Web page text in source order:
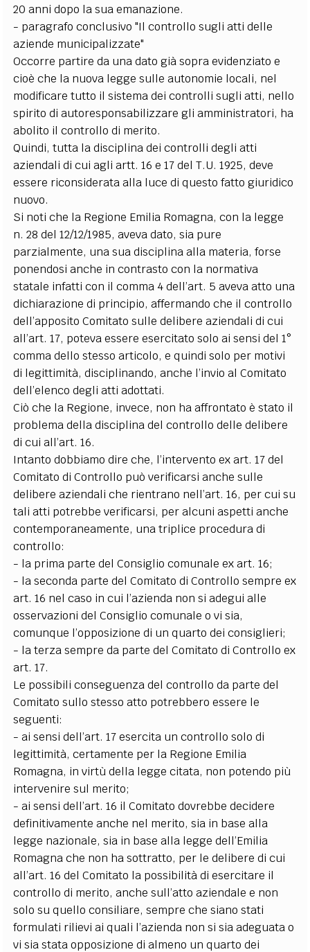
20 anni dopo la sua emanazione.
- paragrafo conclusivo "Il controllo sugli atti delle
aziende municipalizzate"
Occorre partire da una dato già sopra evidenziato e
cioè che la nuova legge sulle autonomie locali, nel
modificare tutto il sistema dei controlli sugli atti, nello
spirito di autoresponsabilizzare gli amministratori, ha
abolito il controllo di merito.
Quindi, tutta la disciplina dei controlli degli atti
aziendali di cui agli artt. 16 e 17 del T.U. 1925, deve
essere riconsiderata alla luce di questo fatto giuridico
nuovo.
Si noti che la Regione Emilia Romagna, con la legge
n. 28 del 12/12/1985, aveva dato, sia pure
parzialmente, una sua disciplina alla materia, forse
ponendosi anche in contrasto con la normativa
statale infatti con il comma 4 dell’art. 5 aveva atto una
dichiarazione di principio, affermando che il controllo
dell’apposito Comitato sulle delibere aziendali di cui
all’art. 17, poteva essere esercitato solo ai sensi del 1°
comma dello stesso articolo, e quindi solo per motivi
di legittimità, disciplinando, anche l’invio al Comitato
dell’elenco degli atti adottati.
Ciò che la Regione, invece, non ha affrontato è stato il
problema della disciplina del controllo delle delibere
di cui all’art. 16.
Intanto dobbiamo dire che, l’intervento ex art. 17 del
Comitato di Controllo può verificarsi anche sulle
delibere aziendali che rientrano nell’art. 16, per cui su
tali atti potrebbe verificarsi, per alcuni aspetti anche
contemporaneamente, una triplice procedura di
controllo:
- la prima parte del Consiglio comunale ex art. 16;
- la seconda parte del Comitato di Controllo sempre ex
art. 16 nel caso in cui l’azienda non si adegui alle
osservazioni del Consiglio comunale o vi sia,
comunque l’opposizione di un quarto dei consiglieri;
- la terza sempre da parte del Comitato di Controllo ex
art. 17.
Le possibili conseguenza del controllo da parte del
Comitato sullo stesso atto potrebbero essere le
seguenti:
- ai sensi dell’art. 17 esercita un controllo solo di
legittimità, certamente per la Regione Emilia
Romagna, in virtù della legge citata, non potendo più
intervenire sul merito;
- ai sensi dell’art. 16 il Comitato dovrebbe decidere
definitivamente anche nel merito, sia in base alla
legge nazionale, sia in base alla legge dell’Emilia
Romagna che non ha sottratto, per le delibere di cui
all’art. 16 del Comitato la possibilità di esercitare il
controllo di merito, anche sull’atto aziendale e non
solo su quello consiliare, sempre che siano stati
formulati rilievi ai quali l’azienda non si sia adeguata o
vi sia stata opposizione di almeno un quarto dei